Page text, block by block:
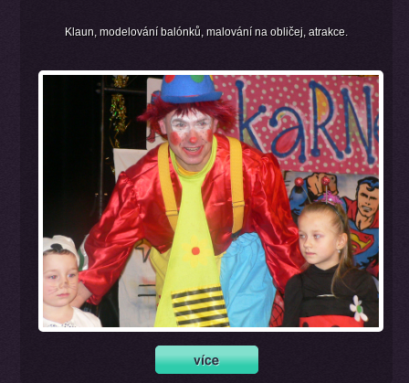
Klaun, modelování balónků, malování na obličej, atrakce.